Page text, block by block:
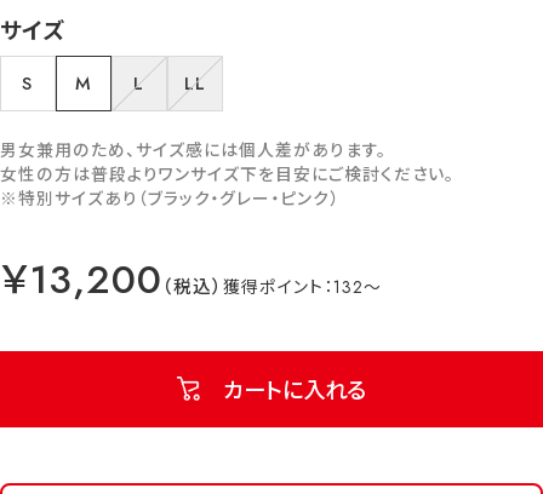
サイズ
S M L LL
￥13,200 132
カートに入れる
男女兼用のため、サイズ感には個人差があります。
女性の方は普段よりワンサイズ下を目安にご検討ください。
※特別サイズあり（ブラック・グレー・ピンク）